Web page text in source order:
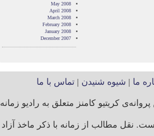
May 2008
April 2008
March 2008
February 2008
January 2008
December 2007
ما | شیوه شنیدن |تماس با ما
کریتیو کامنز متعلق به رادیو زمانه
نقل مطالب از زمانه با ذکر ماخذ آزاد